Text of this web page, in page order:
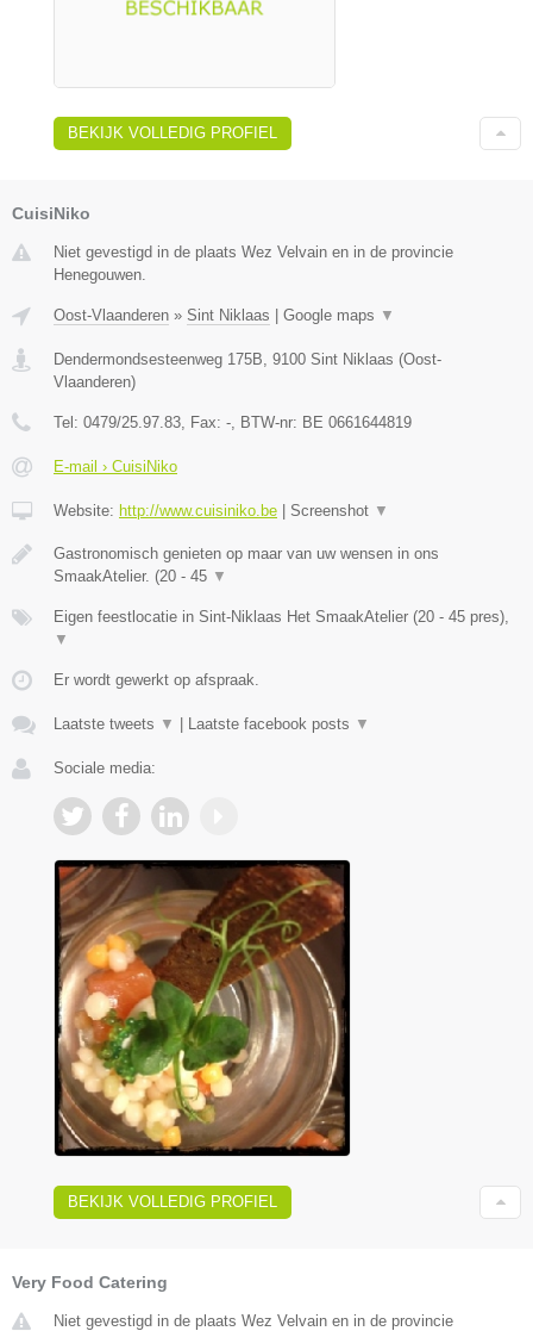
BEKIJK VOLLEDIG PROFIEL
CuisiNiko
Niet gevestigd in de plaats Wez Velvain en in de provincie
Henegouwen.
Oost-Vlaanderen » Sint Niklaas | Google maps ▼
Dendermondsesteenweg 175B 9100 Sint Niklaas (Oost-
Vlaanderen)
Tel: 0479/25.97.83 , Fax: - , BTW-nr: BE 0661644819
E-mail › CuisiNiko
Website: http://www.cuisiniko.be | Screenshot ▼
Gastronomisch genieten op maar van uw wensen in ons
SmaakAtelier. (20 - 45 ▼
Eigen feestlocatie in Sint-Niklaas Het SmaakAtelier (20 - 45 pres),
▼
Er wordt gewerkt op afspraak.
Laatste tweets ▼ | Laatste facebook posts ▼
Sociale media:
BEKIJK VOLLEDIG PROFIEL
Very Food Catering
Niet gevestigd in de plaats Wez Velvain en in de provincie